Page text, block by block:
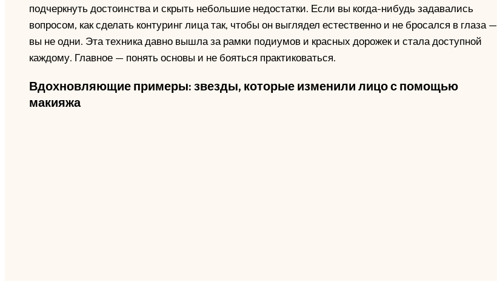
подчеркнуть достоинства и скрыть небольшие недостатки. Если вы когда-нибудь задавались
вопросом, как сделать контуринг лица так, чтобы он выглядел естественно и не бросался в глаза —
вы не одни. Эта техника давно вышла за рамки подиумов и красных дорожек и стала доступной
каждому. Главное — понять основы и не бояться практиковаться.
Вдохновляющие примеры: звезды, которые изменили лицо с помощью
макияжа